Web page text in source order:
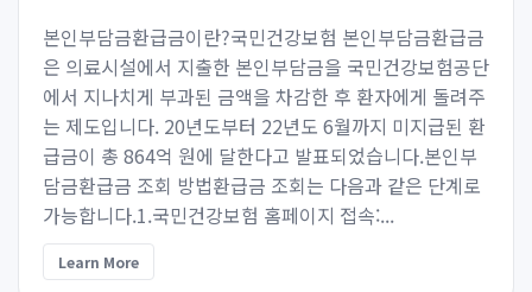
본인부담금환급금이란?국민건강보험 본인부담금환급금
은 의료시설에서 지출한 본인부담금을 국민건강보험공단
에서 지나치게 부과된 금액을 차감한 후 환자에게 돌려주
는 제도입니다. 20년도부터 22년도 6월까지 미지급된 환
급금이 총 864억 원에 달한다고 발표되었습니다.본인부
담금환급금 조회 방법환급금 조회는 다음과 같은 단계로
가능합니다.1.국민건강보험 홈페이지 접속:...
Learn More